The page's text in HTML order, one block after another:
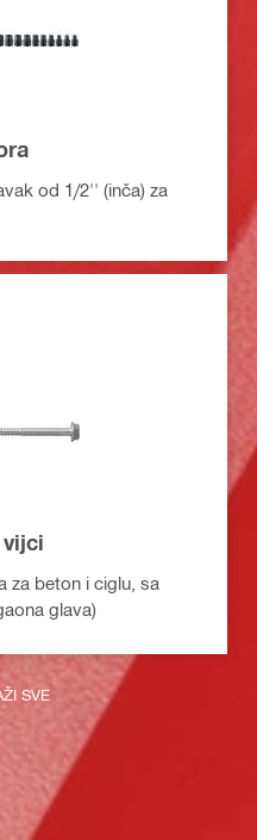
od 1/2'' (inča) za
za beton i ciglu, sa
glava)
SVE